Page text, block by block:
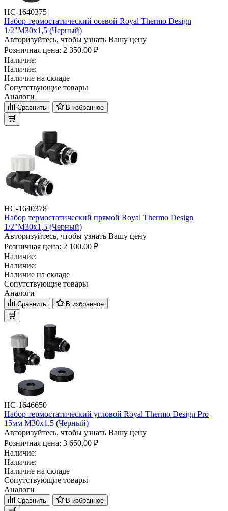
НС-1640375
Набор термостатический осевой Royal Thermo Design
1/2"М30х1,5 (Черный)
Авторизуйтесь, чтобы узнать Вашу цену
Розничная цена: 2 350.00 ₽
Наличие:
Наличие:
Наличие на складе
Сопутствующие товары
Аналоги
Сравнить В избранное
НС-1640378
Набор термостатический прямой Royal Thermo Design
1/2"М30х1,5 (Черный)
Авторизуйтесь, чтобы узнать Вашу цену
Розничная цена: 2 100.00 ₽
Наличие:
Наличие:
Наличие на складе
Сопутствующие товары
Аналоги
Сравнить В избранное
НС-1646650
Набор термостатический угловой Royal Thermo Design Pro
15мм М30х1,5 (Черный)
Авторизуйтесь, чтобы узнать Вашу цену
Розничная цена: 3 650.00 ₽
Наличие:
Наличие:
Наличие на складе
Сопутствующие товары
Аналоги
Сравнить В избранное